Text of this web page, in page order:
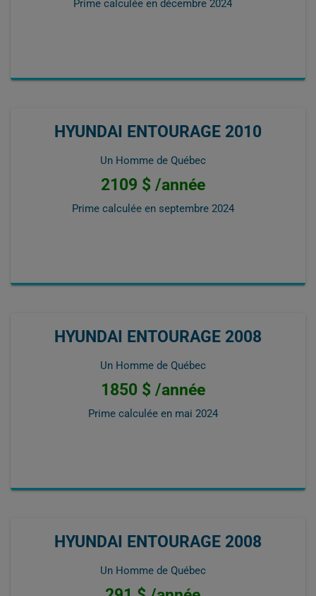
Prime calculée en décembre 2024
HYUNDAI ENTOURAGE 2010
Un Homme de Québec
2109 $ /année
Prime calculée en septembre 2024
HYUNDAI ENTOURAGE 2008
Un Homme de Québec
1850 $ /année
Prime calculée en mai 2024
HYUNDAI ENTOURAGE 2008
Un Homme de Québec